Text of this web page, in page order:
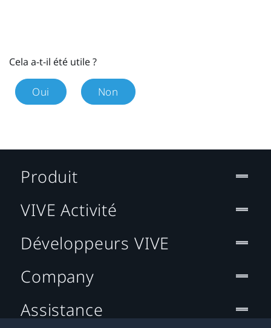
Cela a-t-il été utile ?
Oui Non
Produit
VIVE Activité
Développeurs VIVE
Company
Assistance